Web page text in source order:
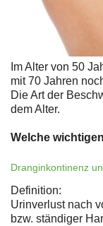
Im Alter von 50
mit 70 Jahren
Die Art der
dem Alter.
Welche
Dranginkontinenz
Definition:
Urinverlust nach
bzw. ständiger